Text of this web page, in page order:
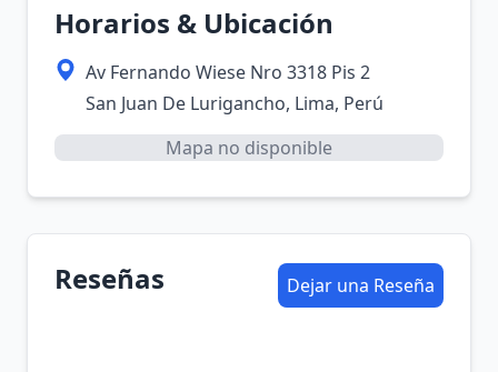
Horarios & Ubicación
Av Fernando Wiese Nro 3318 Pis 2
San Juan De Lurigancho, Lima, Perú
Mapa no disponible
Reseñas Dejar una Reseña